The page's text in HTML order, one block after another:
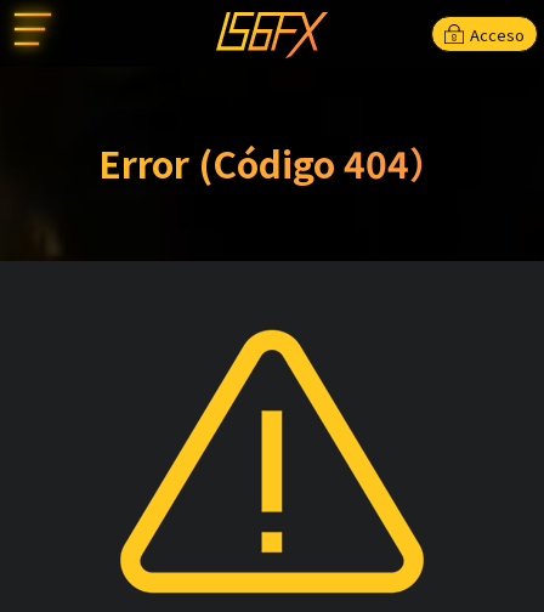
Acceso
Error (Código 404）